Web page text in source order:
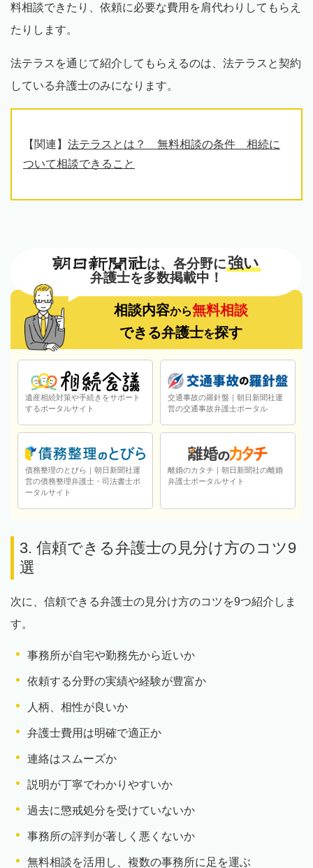
料相談できたり、依頼に必要な費用を肩代わりしてもらえ
たりします。
法テラスを通じて紹介してもらえるのは、法テラスと契約
している弁護士のみになります。
【関連】 法テラスとは？ 無料相談の条件 相続に
ついて相談できること
は、各分野に強い
弁護士を多数掲載中！
相談内容から無料相談
できる弁護士を探す
遺産相続対策や手続きをサポート
するポータルサイト
交通事故の羅針盤｜朝日新聞社運
営の交通事故弁護士ポータル
債務整理のとびら｜朝日新聞社運
営の債務整理弁護士・司法書士ポ
ータルサイト
離婚のカタチ｜朝日新聞社の離婚
弁護士ポータルサイト
3. 信頼できる弁護士の見分け方のコツ9
選
次に、信頼できる弁護士の見分け方のコツを9つ紹介しま
す。
事務所が自宅や勤務先から近いか
依頼する分野の実績や経験が豊富か
人柄、相性が良いか
弁護士費用は明確で適正か
連絡はスムーズか
説明が丁寧でわかりやすいか
過去に懲戒処分を受けていないか
事務所の評判が著しく悪くないか
無料相談を活用し、複数の事務所に足を運ぶ